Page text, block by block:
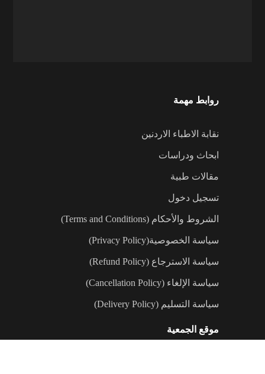
روابط مهمة
نقابة الاطباء الاردنين
ابحاث ودراسات
مقالات طبية
تسجيل دخول
الشروط والأحكام (Terms and Conditions)
سياسة الخصوصية(Privacy Policy)
سياسة الاسترجاع (Refund Policy)
سياسة الإلغاء (Cancellation Policy)
سياسة التسليم (Delivery Policy)
موقع الجمعية